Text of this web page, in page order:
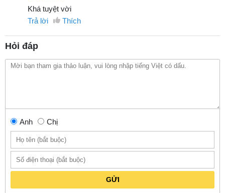
Khá tuyệt vời
Trả lời
Thích
Hỏi đáp
Anh Chị
GỬI